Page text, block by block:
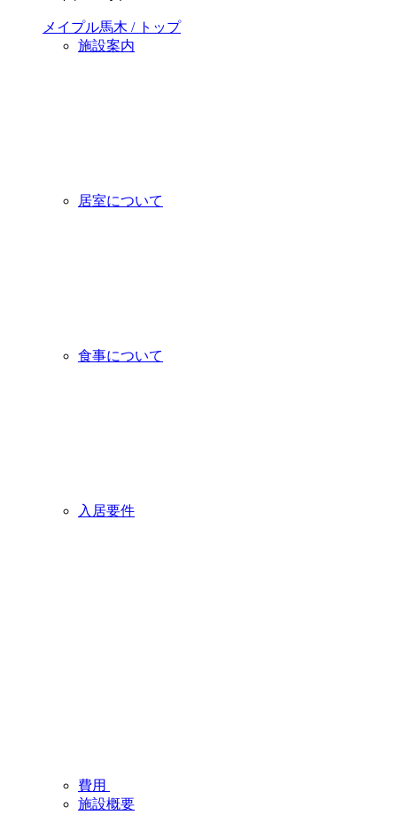
メイプル馬木 / トップ
施設案内
居室について
食事について
入居要件
費用
施設概要